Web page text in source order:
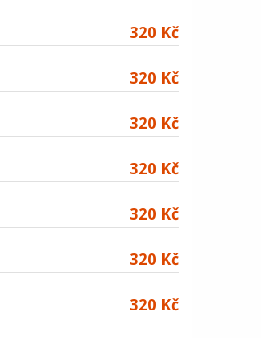
320 Kč
320 Kč
320 Kč
320 Kč
320 Kč
320 Kč
320 Kč